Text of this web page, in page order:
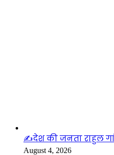
✍️देश की जनता राहुल
August 4, 2026